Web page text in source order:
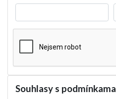
Souhlasy s podmínkama